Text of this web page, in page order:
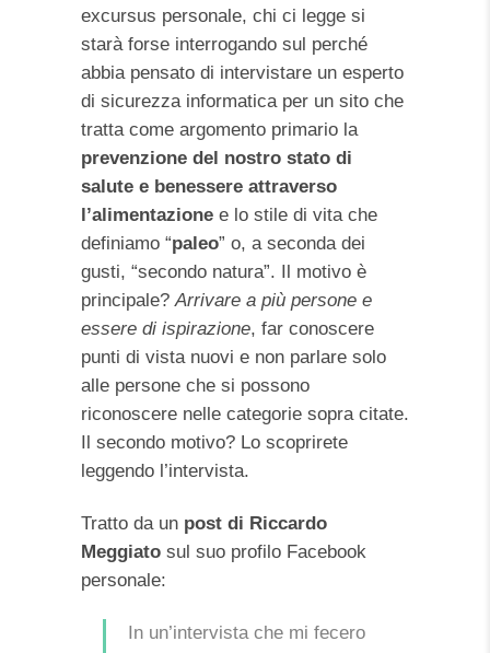
excursus personale, chi ci legge si
starà forse interrogando sul perché
abbia pensato di intervistare un esperto
di sicurezza informatica per un sito che
tratta come argomento primario la
prevenzione del nostro stato di
salute e benessere attraverso
l’alimentazione e lo stile di vita che
definiamo “paleo” o, a seconda dei
gusti, “secondo natura”. Il motivo è
principale?Arrivare a più persone e
essere di ispirazione, far conoscere
punti di vista nuovi e non parlare solo
alle persone che si possono
riconoscere nelle categorie sopra citate.
Il secondo motivo? Lo scoprirete
leggendo l’intervista.
Tratto da un post di Riccardo
Meggiato sul suo profilo Facebook
personale:
In un’intervista che mi fecero